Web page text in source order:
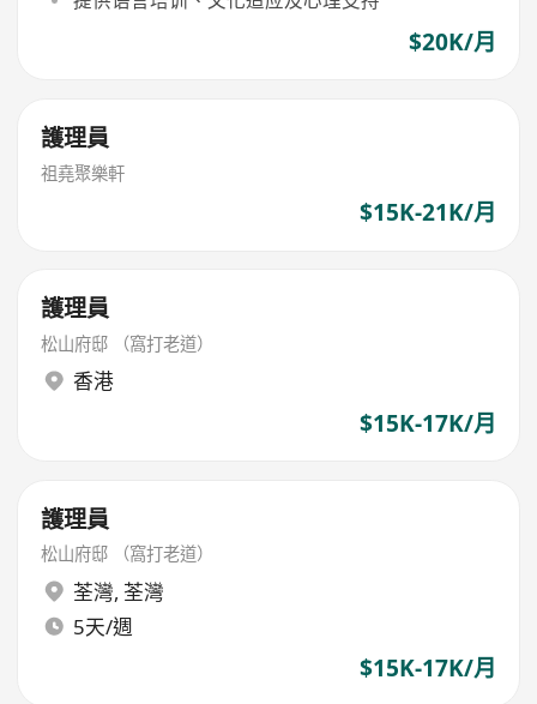
$20K/月
護理員
祖堯聚樂軒
$15K-21K/月
護理員
松山府邸 （窩打老道）
香港
$15K-17K/月
護理員
松山府邸 （窩打老道）
荃灣, 荃灣
5天/週
$15K-17K/月